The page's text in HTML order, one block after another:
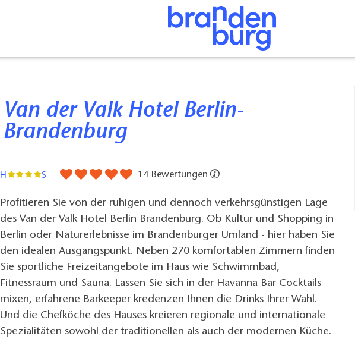
Van der Valk Hotel Berlin-
Brandenburg
H S 14 Bewertungen
Profitieren Sie von der ruhigen und dennoch verkehrsgünstigen Lage
des Van der Valk Hotel Berlin Brandenburg. Ob Kultur und Shopping in
Berlin oder Naturerlebnisse im Brandenburger Umland - hier haben Sie
den idealen Ausgangspunkt. Neben 270 komfortablen Zimmern finden
Sie sportliche Freizeitangebote im Haus wie Schwimmbad,
Fitnessraum und Sauna. Lassen Sie sich in der Havanna Bar Cocktails
mixen, erfahrene Barkeeper kredenzen Ihnen die Drinks Ihrer Wahl.
Und die Chefköche des Hauses kreieren regionale und internationale
Spezialitäten sowohl der traditionellen als auch der modernen Küche.